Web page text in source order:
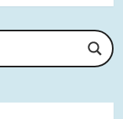
Brive